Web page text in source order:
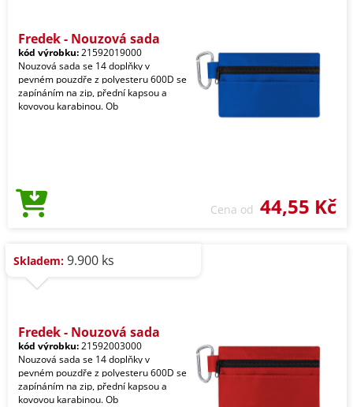
Fredek - Nouzová sada
kód výrobku:21592019000
Nouzová sada se 14 doplňky v
pevném pouzdře z polyesteru 600D se
zapínáním na zip, přední kapsou a
kovovou karabinou. Ob
Cena od 44,55 Kč
Skladem: 9.900 ks
Fredek - Nouzová sada
kód výrobku:21592003000
Nouzová sada se 14 doplňky v
pevném pouzdře z polyesteru 600D se
zapínáním na zip, přední kapsou a
kovovou karabinou. Ob